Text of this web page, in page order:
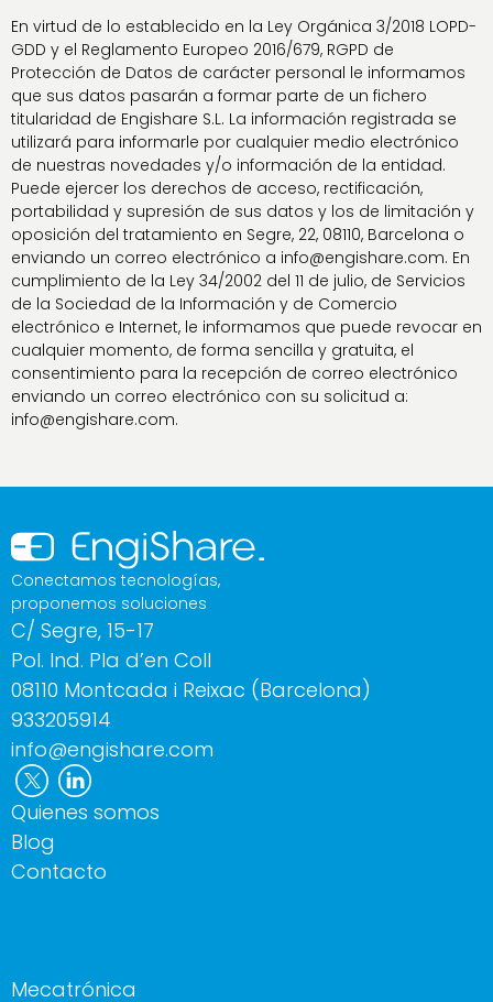
En virtud de lo establecido en la Ley Orgánica 3/2018 LOPD-
GDD y el Reglamento Europeo 2016/679, RGPD de
Protección de Datos de carácter personal le informamos
que sus datos pasarán a formar parte de un fichero
titularidad de Engishare S.L. La información registrada se
utilizará para informarle por cualquier medio electrónico
de nuestras novedades y/o información de la entidad.
Puede ejercer los derechos de acceso, rectificación,
portabilidad y supresión de sus datos y los de limitación y
oposición del tratamiento en Segre, 22, 08110, Barcelona o
enviando un correo electrónico a info@engishare.com. En
cumplimiento de la Ley 34/2002 del 11 de julio, de Servicios
de la Sociedad de la Información y de Comercio
electrónico e Internet, le informamos que puede revocar en
cualquier momento, de forma sencilla y gratuita, el
consentimiento para la recepción de correo electrónico
enviando un correo electrónico con su solicitud a:
info@engishare.com.
Conectamos tecnologías,
proponemos soluciones
Quienes somos
Blog
Contacto
Mecatrónica
C/ Segre, 15-17
Pol. Ind. Pla d’en Coll
08110 Montcada i Reixac (Barcelona)
933205914
info@engishare.com